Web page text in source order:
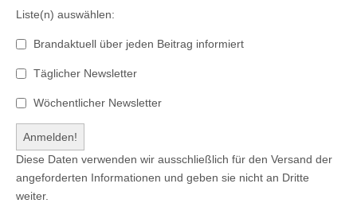
Liste(n) auswählen:
Brandaktuell über jeden Beitrag informiert
Täglicher Newsletter
Wöchentlicher Newsletter
Diese Daten verwenden wir ausschließlich für den Versand der
angeforderten Informationen und geben sie nicht an Dritte
weiter.